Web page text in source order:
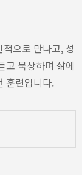
으로 만나고, 성
고 묵상하며 삶에
훈련입니다.